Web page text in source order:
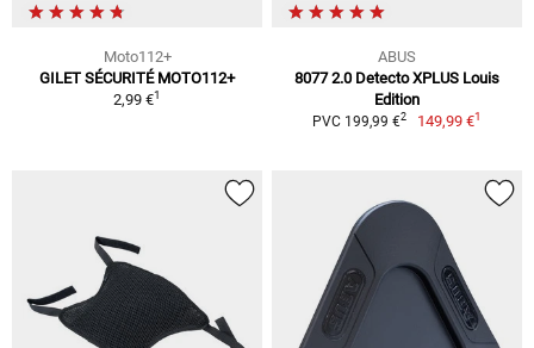
Moto112+
GILET SÉCURITÉ MOTO112+
2,99 €1
ABUS
8077 2.0 Detecto XPLUS Louis
Edition
PVC 199,99 €2 149,99 €1